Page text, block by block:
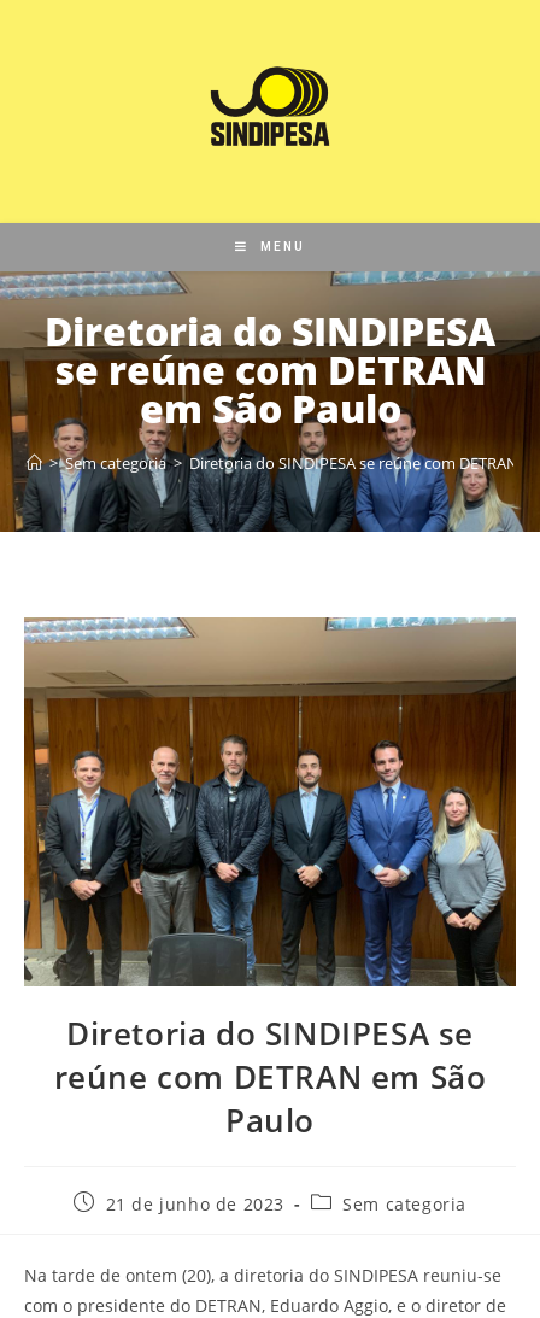
MENU
Diretoria do SINDIPESA
se reúne com DETRAN
em São Paulo
> Sem categoria > Diretoria do SINDIPESA se reúne com DETRAN
Diretoria do SINDIPESA se
reúne com DETRAN em São
Paulo
21 de junho de 2023 Sem categoria
Na tarde de ontem (20), a diretoria do SINDIPESA reuniu-se
com o presidente do DETRAN, Eduardo Aggio, e o diretor de